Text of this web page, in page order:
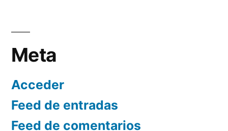
Meta
Acceder
Feed de entradas
Feed de comentarios